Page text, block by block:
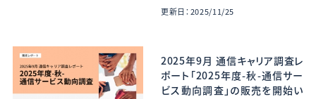
更新日：2025/11/25
2025年9月 通信キャリア調査レ
ポート「2025年度-秋-通信サー
ビス動向調査」の販売を開始い